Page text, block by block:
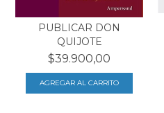
PUBLICAR DON
QUIJOTE
$39.900,00